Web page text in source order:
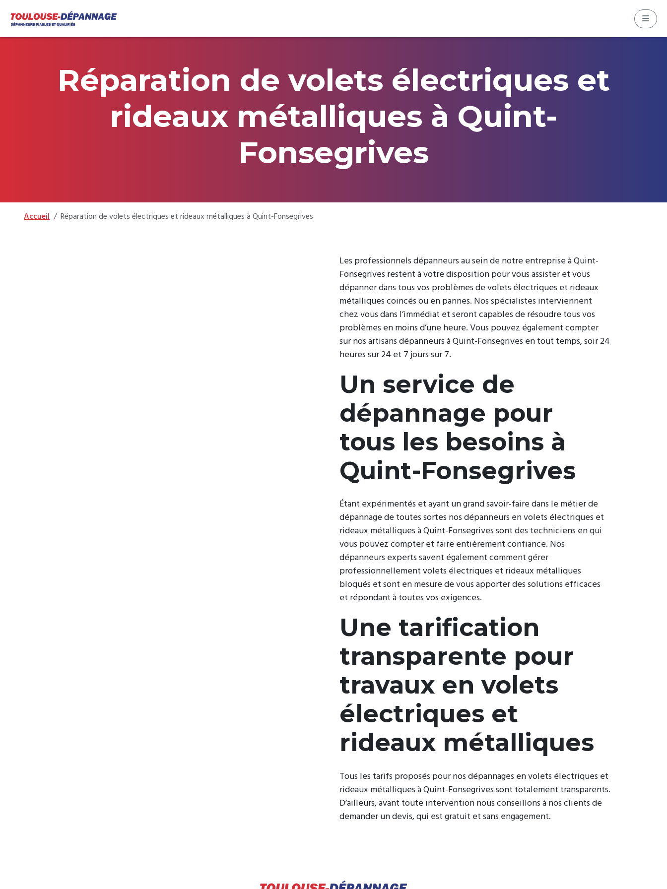
Menu
Réparation de volets électriques et
rideaux métalliques à Quint-
Fonsegrives
Accueil Réparation de volets électriques et rideaux métalliques à Quint-Fonsegrives
Les professionnels dépanneurs au sein de notre entreprise à Quint-
Fonsegrives restent à votre disposition pour vous assister et vous
dépanner dans tous vos problèmes de volets électriques et rideaux
métalliques coincés ou en pannes. Nos spécialistes interviennent
chez vous dans l’immédiat et seront capables de résoudre tous vos
problèmes en moins d’une heure. Vous pouvez également compter
sur nos artisans dépanneurs à Quint-Fonsegrives en tout temps, soir 24
heures sur 24 et 7 jours sur 7.
Un service de
dépannage pour
tous les besoins à
Quint-Fonsegrives
Étant expérimentés et ayant un grand savoir-faire dans le métier de
dépannage de toutes sortes nos dépanneurs en volets électriques et
rideaux métalliques à Quint-Fonsegrives sont des techniciens en qui
vous pouvez compter et faire entièrement confiance. Nos
dépanneurs experts savent également comment gérer
professionnellement volets électriques et rideaux métalliques
bloqués et sont en mesure de vous apporter des solutions efficaces
et répondant à toutes vos exigences.
Une tarification
transparente pour
travaux en volets
électriques et
rideaux métalliques
Tous les tarifs proposés pour nos dépannages en volets électriques et
rideaux métalliques à Quint-Fonsegrives sont totalement transparents.
D’ailleurs, avant toute intervention nous conseillons à nos clients de
demander un devis, qui est gratuit et sans engagement.